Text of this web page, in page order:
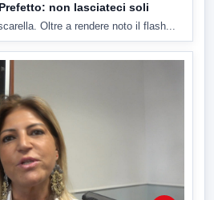
non lasciateci soli
Oltre a rendere noto il flash...